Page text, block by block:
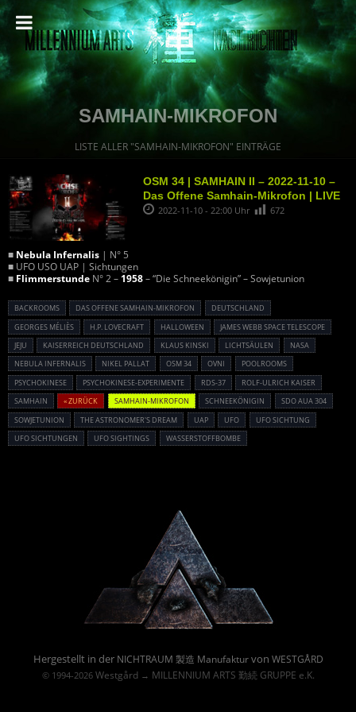
SAMHAIN-MIKROFON
LISTE ALLER "SAMHAIN-MIKROFON" EINTRÄGE
OSM 34 | SAMHAIN II – 2022-11-10 –
Das Offene Samhain-Mikrofon | LIVE
2022-11-10 - 22:00 Uhr 672
■ Nebula Infernalis | N° 5
■ UFO USO UAP | Sichtungen
■ Flimmerstunde N° 2 – 1958– “Die Schneekönigin” – Sowjetunion
BACKROOMS DAS OFFENE SAMHAIN-MIKROFON
DEUTSCHLAND
GEORGES MÉLIÈS
H.P. LOVECRAFT HALLOWEEN
JAMES WEBB SPACE TELESCOPE
JEJU
KAISERREICH DEUTSCHLAND KLAUS KINSKI LICHTSÄULEN
NASA
NEBULA INFERNALIS
NIKEL PALLAT OSM 34 OVNI
POOLROOMS
PSYCHOKINESE
PSYCHOKINESE-EXPERIMENTE RDS-37
ROLF-ULRICH KAISER
SAMHAIN
« ZURÜCK SAMHAIN-MIKROFON SCHNEEKÖNIGIN
SDO AUA 304
SOWJETUNION
THE ASTRONOMER'S DREAM UAP UFO
UFO SICHTUNG
UFO SICHTUNGEN
UFO SIGHTINGS WASSERSTOFFBOMBE
Hergestellt in der NICHTRAUM 製造 Manufakturvon WESTGÅRD
© 1994-2026 Westgård→ MILLENNIUM ARTS 勤続 GRUPPE e.K.
Powered By :